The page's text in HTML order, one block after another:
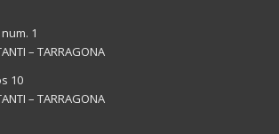
1
– TARRAGONA
10
– TARRAGONA